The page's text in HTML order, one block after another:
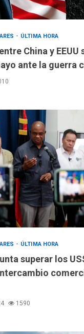
ÚLTIMA HORA
China y EEUU
ante la guerra
ÚLTIMA HORA
superar los
1590